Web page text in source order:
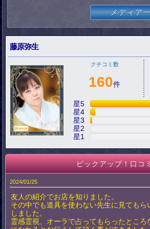
メディア
藤原弥生
クチコミ数
160件
星5
星4
星3
星2
星1
ピックアップ！口コ
2024/01/25
友人の紹介でお店を知りました。
その中でも道具を使わない先生に見てもら
しました。
霊感霊視、オーラで占ってもらったところ